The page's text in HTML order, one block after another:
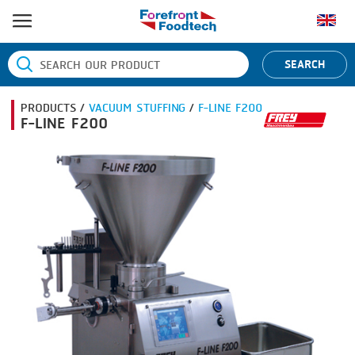
หน้าแรก
ประเภทสินค้า
BANDING
BLANCHING
CENTRIFUGING
CLIPPING
COOKING
DICING
ยี่ห้อสินค้า
BANDALL
DORIT
EMERSON
FIREX
SEARCH
PRODUCTS /VACUUM STUFFING/ F-LINE F200
F-LINE F200